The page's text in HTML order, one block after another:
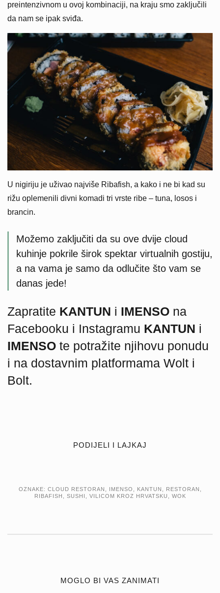
preintenzivnom u ovoj kombinaciji, na kraju smo zaključili
da nam se ipak sviđa.
U nigiriju je uživao najviše Ribafish, a kako i ne bi kad su
rižu oplemenili divni komadi tri vrste ribe – tuna, losos i
brancin.
Možemo zaključiti da su ove dvije cloud
kuhinje pokrile širok spektar virtualnih gostiju,
a na vama je samo da odlučite što vam se
danas jede!
Zapratite KANTUN i IMENSO na
Facebooku i Instagramu KANTUN i
IMENSO te potražite njihovu ponudu
i na dostavnim platformama Wolt i
Bolt.
PODIJELI I LAJKAJ
OZNAKE: CLOUD RESTORAN IMENSO KANTUN RESTORAN
RIBAFISH
SUSHI VILICOM KROZ HRVATSKU WOK
MOGLO BI VAS ZANIMATI